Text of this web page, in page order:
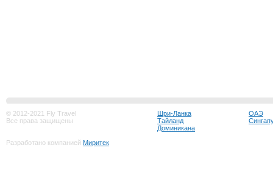
© 2012-2021 Fly Travel
Все права защищены
Разработано компанией Миритек
Шри-Ланка
Тайланд
Доминикана
ОАЭ